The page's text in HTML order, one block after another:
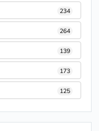
234
264
139
173
125